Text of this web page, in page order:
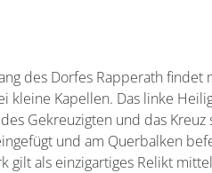
des Dorfes Rapperath
kleine Kapellen. Das linke
Gekreuzigten und das Kreuz
und am Querbalken
gilt als einzigartiges Relikt